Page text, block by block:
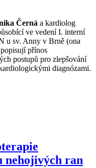
Černá a kardiolog
ve vedení I. interní
u sv. Anny v Brně (ona
přínos
postupů pro zlepšování
diagnózami.
nehojivých ran